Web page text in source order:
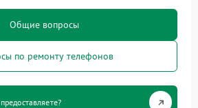
Общие вопросы
по ремонту телефонов